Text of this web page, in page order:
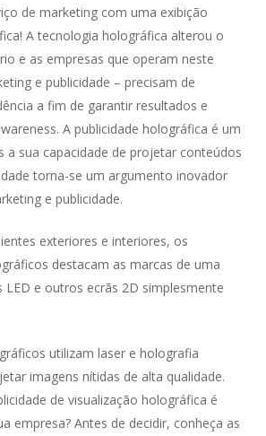
de marketing com uma exibição
A tecnologia holográfica alterou o
e as empresas que operam neste
e publicidade – precisam de
a fim de garantir resultados e
A publicidade holográfica é um
a sua capacidade de projetar conteúdos
torna-se um argumento inovador
e publicidade.
exteriores e interiores, os
destacam as marcas de uma
e outros ecrãs 2D simplesmente
utilizam laser e holografia
imagens nítidas de alta qualidade.
de visualização holográfica é
empresa? Antes de decidir, conheça as